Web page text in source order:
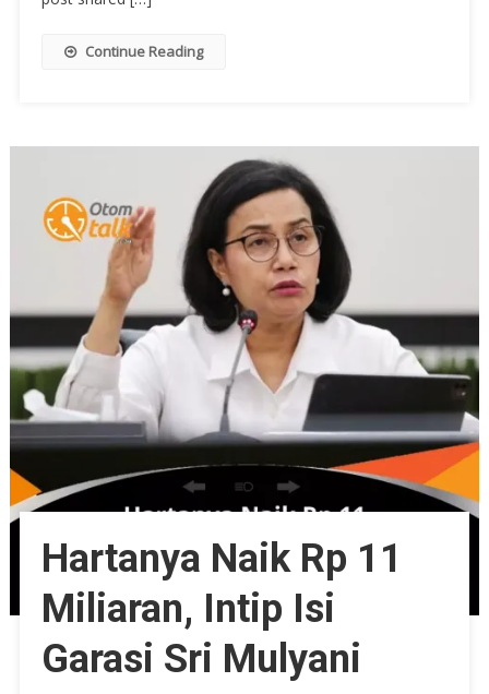
Continue Reading
Hartanya Naik Rp 11
Miliaran, Intip Isi
Garasi Sri Mulyani